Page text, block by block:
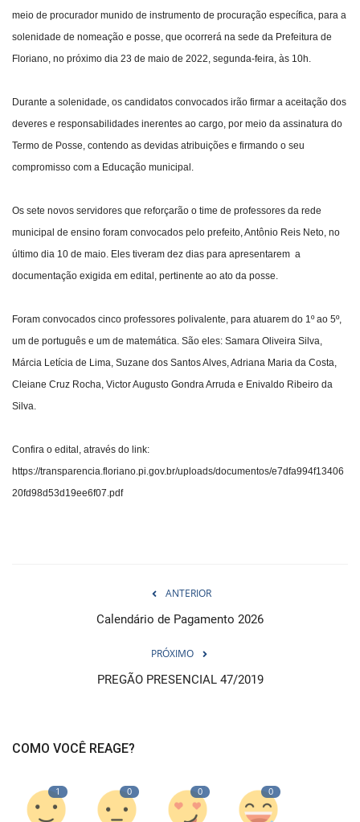
meio de procurador munido de instrumento de procuração específica, para a
solenidade de nomeação e posse, que ocorrerá na sede da Prefeitura de
Floriano, no próximo dia 23 de maio de 2022, segunda-feira, às 10h.
Durante a solenidade, os candidatos convocados irão firmar a aceitação dos
deveres e responsabilidades inerentes ao cargo, por meio da assinatura do
Termo de Posse, contendo as devidas atribuições e firmando o seu
compromisso com a Educação municipal.
Os sete novos servidores que reforçarão o time de professores da rede
municipal de ensino foram convocados pelo prefeito, Antônio Reis Neto, no
último dia 10 de maio. Eles tiveram dez dias para apresentarem a
documentação exigida em edital, pertinente ao ato da posse.
Foram convocados cinco professores polivalente, para atuarem do 1º ao 5º,
um de português e um de matemática. São eles: Samara Oliveira Silva,
Márcia Letícia de Lima, Suzane dos Santos Alves, Adriana Maria da Costa,
Cleiane Cruz Rocha, Victor Augusto Gondra Arruda e Enivaldo Ribeiro da
Silva.
Confira o edital, através do link:
https://transparencia.floriano.pi.gov.br/uploads/documentos/e7dfa994f13406
20fd98d53d19ee6f07.pdf
ANTERIOR
Calendário de Pagamento 2026
PRÓXIMO
PREGÃO PRESENCIAL 47/2019
COMO VOCÊ REAGE?
1 0 0 0